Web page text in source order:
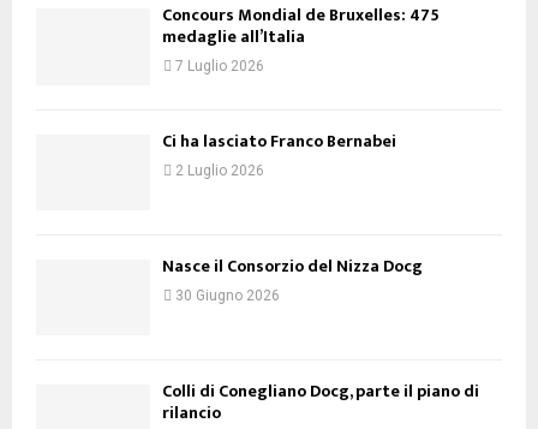
Concours Mondial de Bruxelles: 475
medaglie all’Italia
7 Luglio 2026
Ci ha lasciato Franco Bernabei
2 Luglio 2026
Nasce il Consorzio del Nizza Docg
30 Giugno 2026
Colli di Conegliano Docg, parte il piano di
rilancio